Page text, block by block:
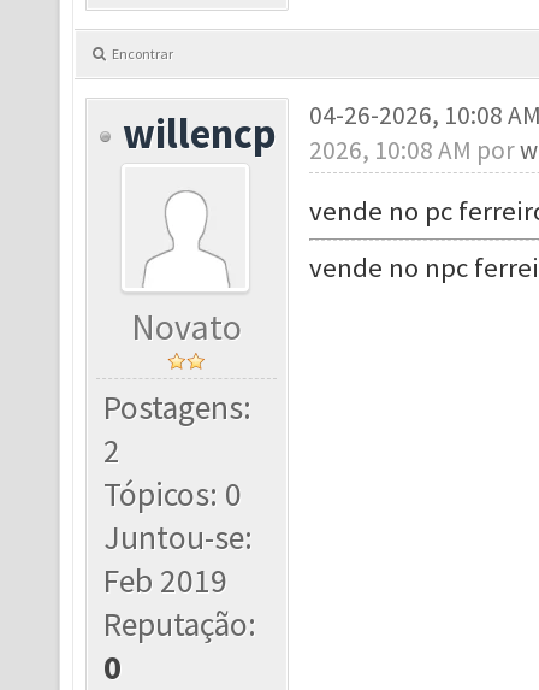
Encontrar
willencp
Novato
Postagens:
2
Tópicos: 0
Juntou-se:
Feb 2019
Reputação:
0
04-26-2026, 10:08
2026, 10:08 AM por
vende no pc
vende no npc